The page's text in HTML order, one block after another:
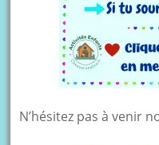
N’hésitez pas à venir